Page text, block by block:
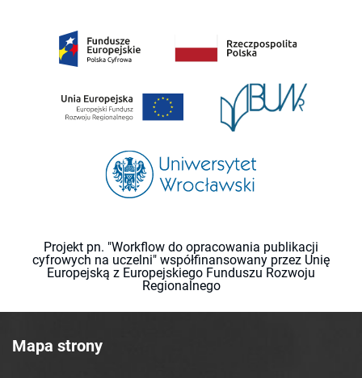
Projekt pn. "Workflow do opracowania publikacji
cyfrowych na uczelni" współfinansowany przez Unię
Europejską z Europejskiego Funduszu Rozwoju
Regionalnego
Mapa strony